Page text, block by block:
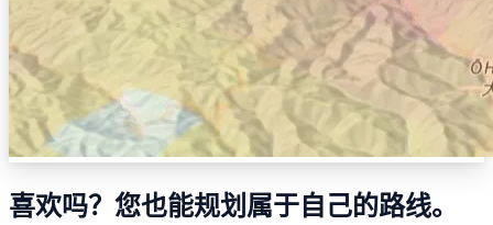
喜欢吗？您也能规划属于自己的路线。